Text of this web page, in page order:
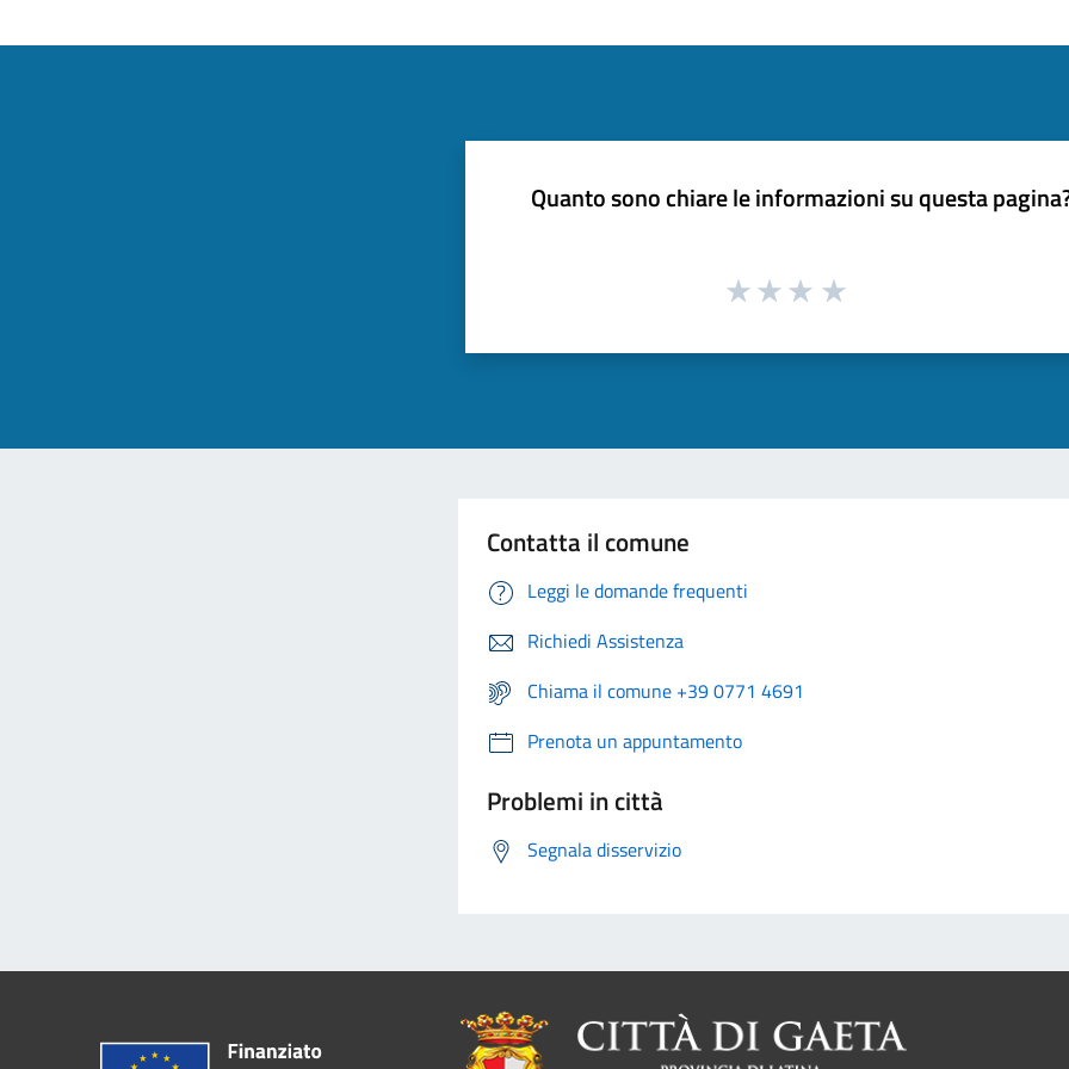
Quanto sono chiare le informazioni su questa
Contatta il comune
Leggi le domande frequenti
Richiedi Assistenza
Chiama il comune +39 0771 4691
Prenota un appuntamento
Problemi in città
Segnala disservizio